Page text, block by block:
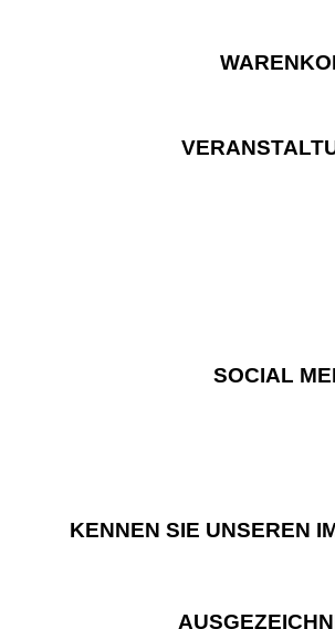
SOCIAL
KENNEN SIE UNSEREN